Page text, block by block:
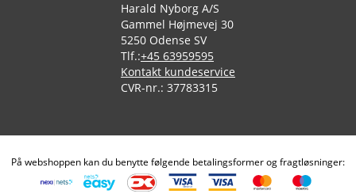
Harald Nyborg A/S
Gammel Højmevej 30
5250 Odense SV
Tlf.:+45 63959595
Kontakt kundeservice
CVR-nr.: 37783315
På webshoppen kan du benytte følgende betalingsformer og fragtløsninger: